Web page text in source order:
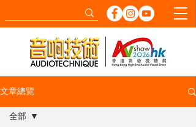
文章總覽
全部